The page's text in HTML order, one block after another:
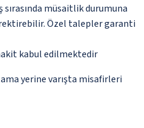
müsaitlik durumuna
Özel talepler garanti
kabul edilmektedir
yerine varışta misafirleri